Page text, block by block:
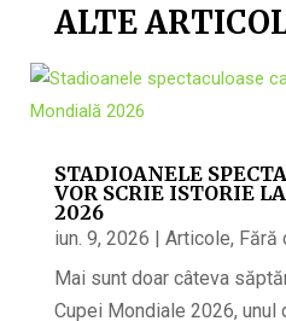
ALTE
STADIOANELE
VOR SCRIE ISTORIE
2026
iun. 9, 2026 | Articole, Fără
Mai sunt doar câteva
Cupei Mondiale 2026, unul